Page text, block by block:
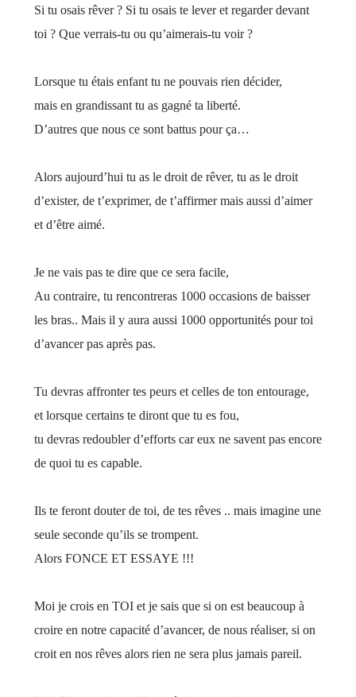
Si tu osais rêver ? Si tu osais te lever et regarder devant
toi ? Que verrais-tu ou qu’aimerais-tu voir ?
Lorsque tu étais enfant tu ne pouvais rien décider,
mais en grandissant tu as gagné ta liberté.
D’autres que nous ce sont battus pour ça…
Alors aujourd’hui tu as le droit de rêver, tu as le droit
d’exister, de t’exprimer, de t’affirmer mais aussi d’aimer
et d’être aimé.
Je ne vais pas te dire que ce sera facile,
Au contraire, tu rencontreras 1000 occasions de baisser
les bras.. Mais il y aura aussi 1000 opportunités pour toi
d’avancer pas après pas.
Tu devras affronter tes peurs et celles de ton entourage,
et lorsque certains te diront que tu es fou,
tu devras redoubler d’efforts car eux ne savent pas encore
de quoi tu es capable.
Ils te feront douter de toi, de tes rêves .. mais imagine une
seule seconde qu’ils se trompent.
Alors FONCE ET ESSAYE !!!
Moi je crois en TOI et je sais que si on est beaucoup à
croire en notre capacité d’avancer, de nous réaliser, si on
croit en nos rêves alors rien ne sera plus jamais pareil.